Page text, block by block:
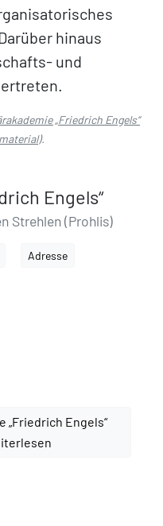
hinaus
und
„Friedrich Engels“
).
Engels“
Strehlen (Prohlis)
Adresse